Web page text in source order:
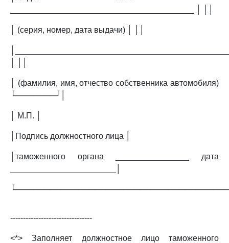
│ (серия, номер, дата выдачи) │ ││
│ (фамилия, имя, отчество собственника автомобиля)
└───────┘│
│ М.П. │
│Подпись должностного лица │
│таможенного органа ________________ дата
--------------------------------
<*> Заполняет должностное лицо таможенного